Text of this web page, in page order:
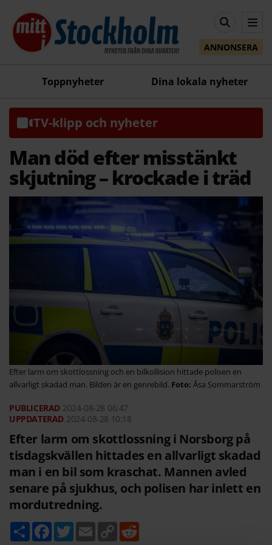
ANNONSERA
Toppnyheter Dina lokala nyheter
TV-klipp och nyheter
Man död efter misstänkt
skjutning – krockade i träd
Efter larm om skottlossning och en bilkollision hittade polisen en
allvarligt skadad man. Bilden är en genrebild.
Åsa Sommarström
2024-08-28 06:47
2024-08-28 10:18
Efter larm om skottlossning i Norsborg på
tisdagskvällen hittades en allvarligt skadad
man i en bil som kraschat. Mannen avled
senare på sjukhus, och polisen har inlett en
mordutredning.
D
e
F T
w
E
m
C
o